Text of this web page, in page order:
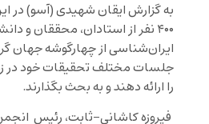
به گزارش ایقان شهیدی (آسو) در
۴۰۰ نفر از استادان، محققان و
ایران‌شناسی از چهارگوشه‌ جهان
جلسات مختلف تحقیقات خود در
را ارائه دهند و به بحث بگذارند.
فیروزه کاشانی-ثابت، رئیس